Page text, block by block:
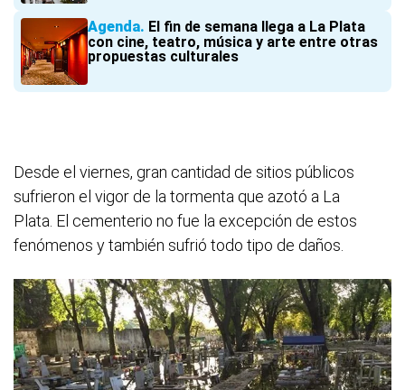
Agenda
El fin de semana llega a La Plata
con cine, teatro, música y arte entre otras
propuestas culturales
Desde el viernes, gran cantidad de sitios públicos
sufrieron el vigor de la tormenta que azotó a La
Plata. El cementerio no fue la excepción de estos
fenómenos y también sufrió todo tipo de daños.